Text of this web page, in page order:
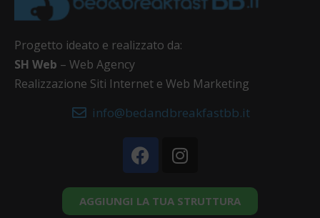
Progetto ideato e realizzato da:
SH Web – Web Agency
Realizzazione Siti Internet e Web Marketing
info@bedandbreakfastbb.it
AGGIUNGI LA TUA STRUTTURA